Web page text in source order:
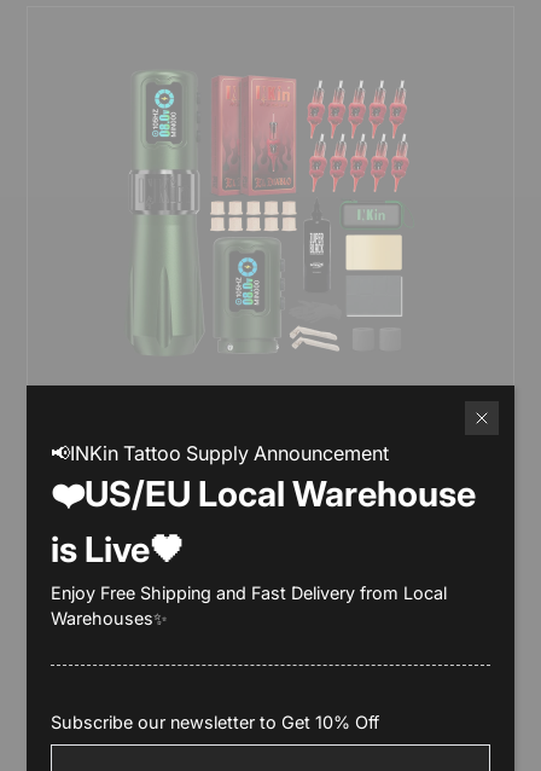
📢INKin Tattoo Supply Announcement
❤️US/EU Local Warehouse
is Live🖤
Enjoy Free Shipping and Fast Delivery from Local
Warehouses✨
Subscribe our newsletter to Get 10% Off
INKin Rampage Direct Drive corsa 4,5/4,0 mm